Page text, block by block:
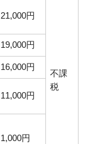
21,000円
不課
税
19,000円
16,000円
11,000円
1,000円